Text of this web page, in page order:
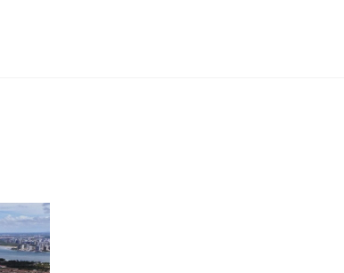
do Minha Casa Minha Vida e do Casa Sergipana,
mil.*
realizar o sonho da casa própria.
e faça sua simulação.